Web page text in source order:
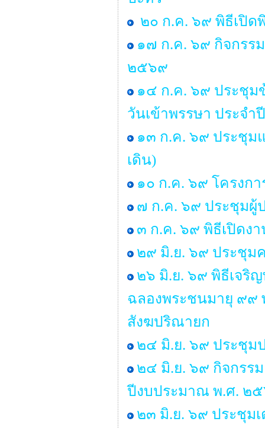
๒๐ ก.ค. ๖๙ พิธีเปิ
๑๗ ก.ค. ๖๙ กิจกรร
๒๕๖๙
๑๔ ก.ค. ๖๙ ประชุม
วันเข้าพรรษา ประจ
๑๓ ก.ค. ๖๙ ประชุ
เดิน)
๑๐ ก.ค. ๖๙ โครงก
๗ ก.ค. ๖๙ ประชุมผู้
๓ ก.ค. ๖๙ พิธีเปิดงา
๒๙ มิ.ย. ๖๙ ประชุม
๒๖ มิ.ย. ๖๙ พิธีเจริ
ฉลองพระชนมายุ ๙๙
สังฆปริณายก
๒๔ มิ.ย. ๖๙ ประชุม
๒๔ มิ.ย. ๖๙ กิจกรรม
ปีงบประมาณ พ.ศ. ๒
๒๓ มิ.ย. ๖๙ ประชุม